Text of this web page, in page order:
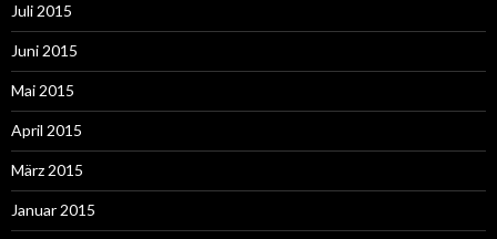
Juli 2015
Juni 2015
Mai 2015
April 2015
März 2015
Januar 2015